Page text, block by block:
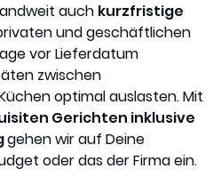
auch kurzfristige
und geschäftlichen
vor Lieferdatum
zwischen
optimal auslasten. Mit
Gerichten inklusive
gehen wir auf Deine
oder das der Firma ein.